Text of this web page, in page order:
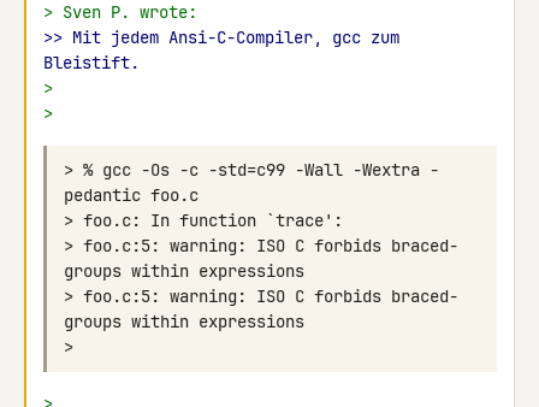
> Sven P. wrote:
>> Mit jedem Ansi-C-Compiler, gcc zum
Bleistift.
>
>
> % gcc -Os -c -std=c99 -Wall -Wextra -
> foo.c:5: warning: ISO C forbids braced-
> foo.c:5: warning: ISO C forbids braced-